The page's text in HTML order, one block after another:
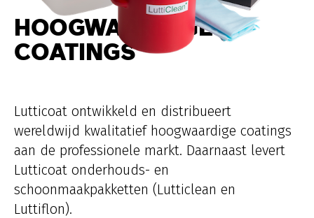
LUTTICOAT®
PRODUCTEN
REFERENTIES
INFORMATIE
CONTACT
HOOGWAARDIGE
COATINGS
Lutticoat ontwikkeld en distribueert
wereldwijd kwalitatief hoogwaardige coatings
aan de professionele markt. Daarnaast levert
Lutticoat onderhouds- en
schoonmaakpakketten (Lutticlean en
Luttiflon).